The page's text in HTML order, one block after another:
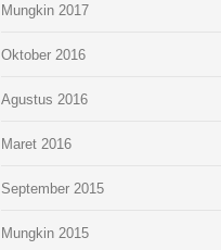
Mungkin 2017
Oktober 2016
Agustus 2016
Maret 2016
September 2015
Mungkin 2015